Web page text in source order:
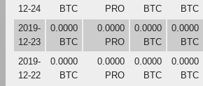
12-24
BTC
PRO
BTC
BTC
2019-
12-23
0.0000
BTC
0.0000
PRO
0.0000
BTC
0.0000
BTC
2019-
12-22
0.0000
BTC
0.0000
PRO
0.0000
BTC
0.0000
BTC